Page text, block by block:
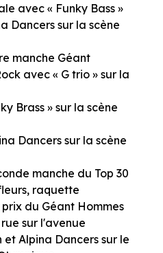
avec « Funky Bass »
Dancers sur la scène
manche Géant
avec « G trio » sur la
Brass » sur la scène
Dancers sur la scène
manche du Top 30
raquette
du Géant Hommes
sur l'avenue
Alpina Dancers sur le